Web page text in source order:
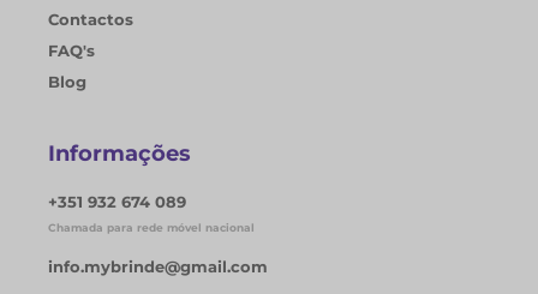
Contactos
FAQ's
Blog
Informações
+351 932 674 089
Chamada para rede móvel nacional
info.mybrinde@gmail.com